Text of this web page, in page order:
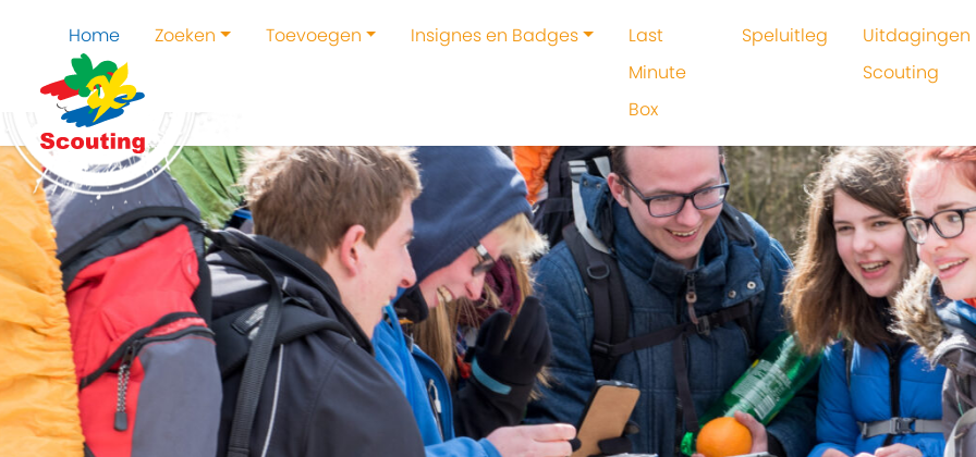
Home Zoeken Toevoegen Insignes en Badges
Last
Minute
Box
Speluitleg
Uitdagingen
Scouting